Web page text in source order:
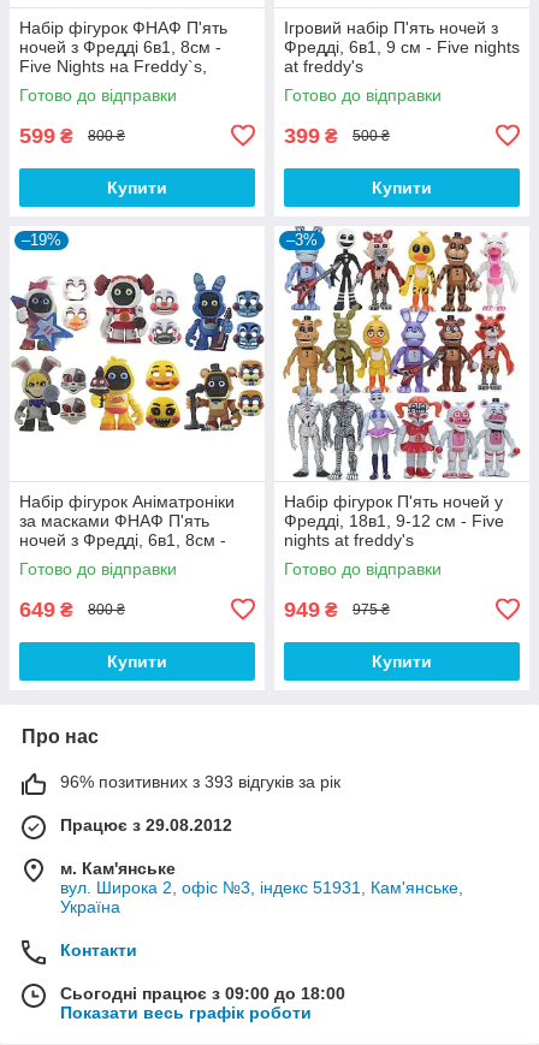
Набір фігурок ФНАФ П'ять
ночей з Фредді 6в1, 8см -
Five Nights на Freddy`s,
Gator, Chica, Freddy,
Vanessa, Foxy
Готово до відправки
599 ₴ 800 ₴
Купити
Ігровий набір П'ять ночей з
Фредді, 6в1, 9 см - Five nights
at freddy's
Готово до відправки
399 ₴ 500 ₴
Купити
–19%
Набір фігурок Аніматроніки
за масками ФНАФ П'ять
ночей з Фредді, 6в1, 8см -
Five Nights at Freddy`s, FNAF
Готово до відправки
649 ₴ 800 ₴
Купити
–3%
Набір фігурок П'ять ночей у
Фредді, 18в1, 9-12 см - Five
nights at freddy's
Готово до відправки
949 ₴ 975 ₴
Купити
Про нас
96% позитивних з 393 відгуків за рік
Працює з 29.08.2012
м. Кам'янське
вул. Широка 2, офіс №3, індекс 51931, Кам'янське,
Україна
Контакти
Сьогодні працює з 09:00 до 18:00
Показати весь графік роботи